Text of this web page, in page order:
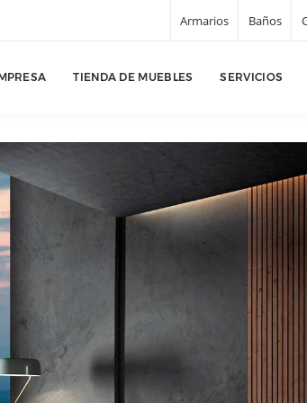
Armarios Baños
TIENDA DE MUEBLES SERVICIOS